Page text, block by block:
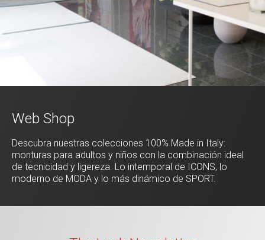
Web Shop
Descubra nuestras colecciones 100% Made in Italy:
monturas para adultos y niños con la combinación ideal
de tecnicidad y ligereza. Lo intemporal de ICONS, lo
moderno de MODA y lo más dinámico de SPORT.